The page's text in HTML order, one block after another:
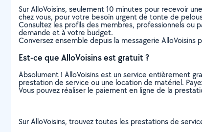
Sur AlloVoisins, seulement 10 minutes pour recevoir
chez vous, pour votre besoin urgent de tonte de
Consultez les profils des membres, professionnels ou
demande et à votre budget.
Conversez ensemble depuis la messagerie
Est-ce que AlloVoisins est gratuit ?
Absolument ! AlloVoisins est un service entièrement
prestation de service ou une location de matériel.
Vous pouvez réaliser le paiement en ligne de la
Sur AlloVoisins, trouvez toutes les prestations de